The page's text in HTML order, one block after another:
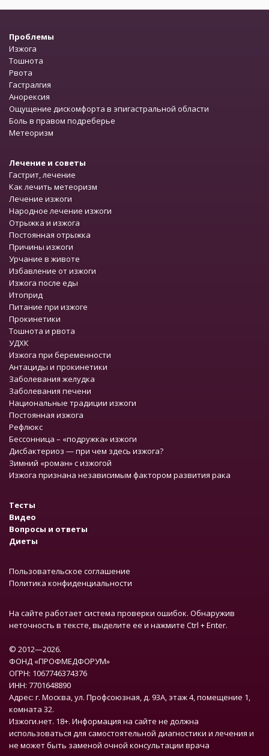
Проблемы
Изжога
Тошнота
Рвота
Гастралгия
Анорексия
Ощущение дискомфорта в эпигастральной области
Боль в правом подреберье
Метеоризм
Лечение и советы
Гастрит, лечение
Как лечить метеоризм
Лечение изжоги
Народное лечение изжоги
Отрыжка и изжога
Постоянная отрыжка
Причины изжоги
Урчание в животе
Избавление от изжоги
Изжога после еды
Итоприд
Питание при изжоге
Прокинетики
Тошнота и рвота
УДХК
Изжога при беременности
Антациды и прокинетики
Заболевания желудка
Заболевания печени
Национальные традиции изжоги
Постоянная изжога
Рефлюкс
Бессонница – «подружка» изжоги
Дисбактериоз — при чем здесь изжога?
Зимний «роман» с изжогой
Изжога признана независимым фактором развития рака
Тесты
Видео
Вопросы и ответы
Диеты
Пользовательское соглашение
Политика конфиденциальности
На сайте работает система проверки ошибок. Обнаружив
неточность в тексте, выделите ее и нажмите Ctrl + Enter.
© 2012—2026.
ФОНД «ПРОФМЕДФОРУМ»
ОГРН: 1067746374376
ИНН: 7701648890
Адрес: г. Москва, ул. Профсоюзная, д. 93А, этаж 4, помещение 1,
комната 32.
Изжоги.нет. 18+. Информация на сайте не должна
использоваться для самостоятельной диагностики и лечения и
не может быть заменой очной консультации врача